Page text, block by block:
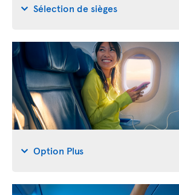
Sélection de sièges
Option Plus